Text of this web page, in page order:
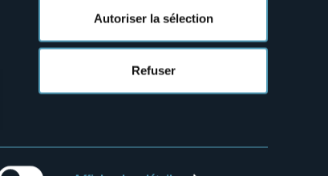
Autoriser la sélection
Refuser